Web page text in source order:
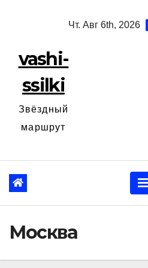
Чт. Авг 6th, 2026
vashi-
ssilki
Звёздный
маршрут
Москва